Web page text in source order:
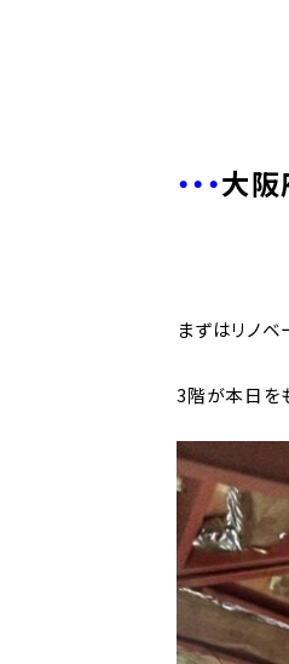
・・・大
まずはリノ
3階が本日を